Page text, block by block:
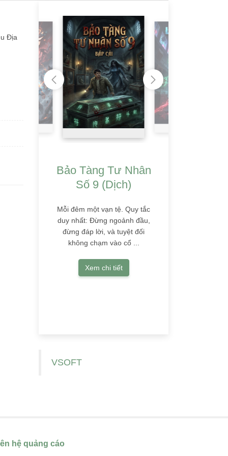
Địa
Bảo Tàng Tư Nhân
Số 9 (Dịch)
Mỗi đêm một vạn tệ. Quy tắc
duy nhất: Đừng ngoảnh đầu,
đừng đáp lời, và tuyệt đối
không chạm vào cổ ...
Xem chi tiết
VSOFT
hệ quảng cáo